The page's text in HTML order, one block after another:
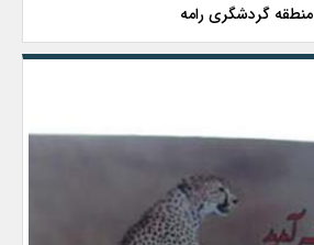
منطقه گردشگری رامه